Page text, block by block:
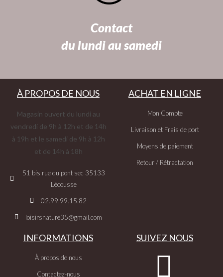
Contact
du lundi au samedi
À PROPOS DE NOUS
Magasin ouvert du lundi au
vendredi de 9h à 12h et de 14h
à 19h et le samedi de 9h à 12h
et de 14h à 18h
51 bis rue du pont sec 35133
Lécousse
02.99.99.15.82
loisirsnature35@gmail.com
ACHAT EN LIGNE
Mon Compte
Livraison et Frais de port
Moyens de paiement
Retour / Rétractation
INFORMATIONS
À propos de nous
Contactez-nous
SUIVEZ NOUS